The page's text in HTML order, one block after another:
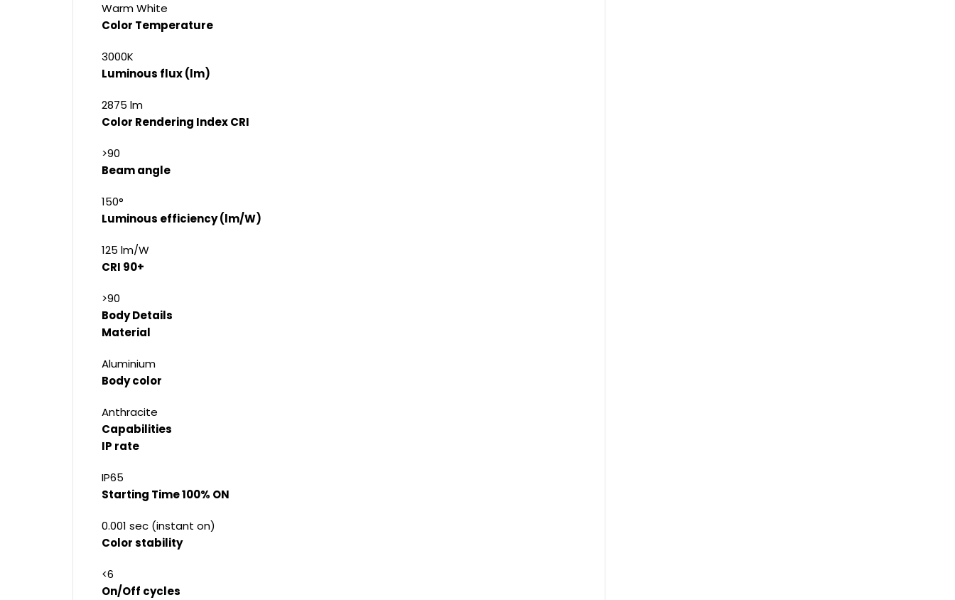
Warm White
Color Temperature
3000K
Luminous flux (lm)
2875 lm
Color Rendering Index CRI
>90
Beam angle
150°
Luminous efficiency (lm/W)
125 lm/W
CRI 90+
>90
Body Details
Material
Aluminium
Body color
Anthracite
Capabilities
IP rate
IP65
Starting Time 100% ON
0.001 sec (instant on)
Color stability
<6
On/Off cycles